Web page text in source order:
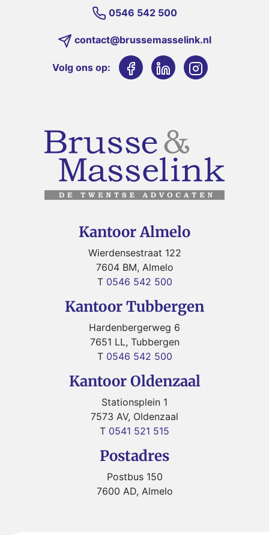
0546 542 500
contact@brussemasselink.nl
Volg ons op:
Kantoor Almelo
Wierdensestraat 122
7604 BM, Almelo
T 0546 542 500
Kantoor Tubbergen
Hardenbergerweg 6
7651 LL, Tubbergen
T 0546 542 500
Kantoor Oldenzaal
Stationsplein 1
7573 AV, Oldenzaal
T 0541 521 515
Postadres
Postbus 150
7600 AD, Almelo